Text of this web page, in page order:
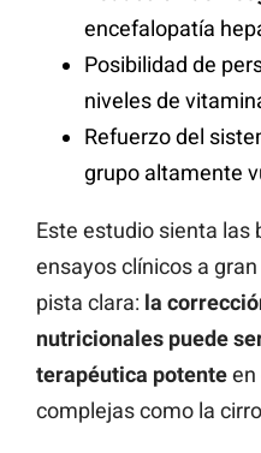
encefalopatía
Posibilidad de
niveles de
Refuerzo del
grupo altamente
Este estudio sienta las
ensayos clínicos a
pista clara: la
nutricionales puede
terapéutica potenteen
complejas como la